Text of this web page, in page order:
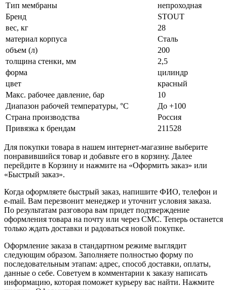
Тип мембраны
непроходная
Бренд
STOUT
вес, кг
28
материал корпуса
Сталь
объем (л)
200
толщина стенки, мм
2,5
форма
цилиндр
цвет
красный
Макс. рабочее давление, бар
10
Диапазон рабочей температуры, °С
До +100
Страна производства
Россия
Привязка к брендам
211528
Для покупки товара в нашем интернет-магазине выберите
понравившийся товар и добавьте его в корзину. Далее
перейдите в Корзину и нажмите на «Оформить заказ» или
«Быстрый заказ».
Когда оформляете быстрый заказ, напишите ФИО, телефон и
e-mail. Вам перезвонит менеджер и уточнит условия заказа.
По результатам разговора вам придет подтверждение
оформления товара на почту или через СМС. Теперь останется
только ждать доставки и радоваться новой покупке.
Оформление заказа в стандартном режиме выглядит
следующим образом. Заполняете полностью форму по
последовательным этапам: адрес, способ доставки, оплаты,
данные о себе. Советуем в комментарии к заказу написать
информацию, которая поможет курьеру вас найти. Нажмите